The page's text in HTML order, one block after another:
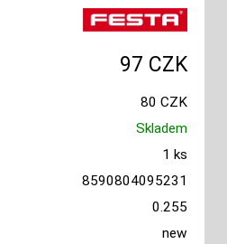
97 CZK
80 CZK
Skladem
1 ks
8590804095231
0.255
new